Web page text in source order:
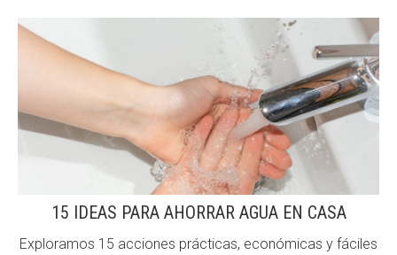
15 IDEAS PARA AHORRAR AGUA EN CASA
Exploramos 15 acciones prácticas, económicas y fáciles
ESPLAIS
SUPORT TERCER SECTOR